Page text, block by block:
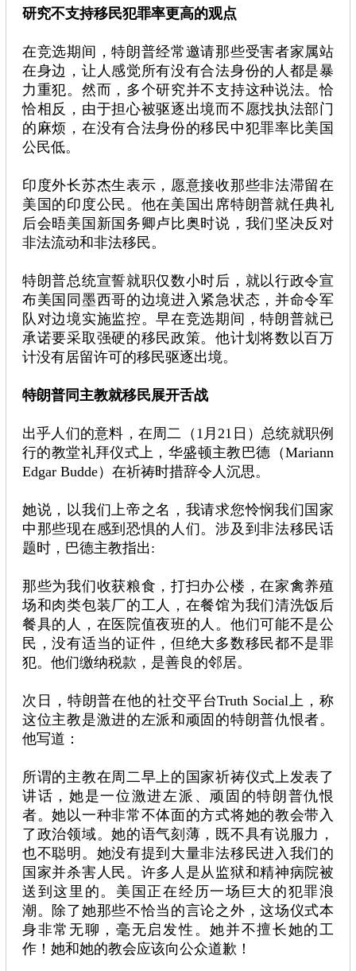
研究不支持移民犯罪率更高的观点
在竞选期间，特朗普经常邀请那些受害者家属站
在身边，让人感觉所有没有合法身份的人都是暴
力重犯。然而，多个研究并不支持这种说法。恰
恰相反，由于担心被驱逐出境而不愿找执法部门
的麻烦，在没有合法身份的移民中犯罪率比美国
公民低。
印度外长苏杰生表示，愿意接收那些非法滞留在
美国的印度公民。他在美国出席特朗普就任典礼
后会晤美国新国务卿卢比奥时说，我们坚决反对
非法流动和非法移民。
特朗普总统宣誓就职仅数小时后，就以行政令宣
布美国同墨西哥的边境进入紧急状态，并命令军
队对边境实施监控。早在竞选期间，特朗普就已
承诺要采取强硬的移民政策。他计划将数以百万
计没有居留许可的移民驱逐出境。
特朗普同主教就移民展开舌战
出乎人们的意料，在周二（1月21日）总统就职例
行的教堂礼拜仪式上，华盛顿主教巴德（Mariann
Edgar Budde）在祈祷时措辞令人沉思。
她说，以我们上帝之名，我请求您怜悯我们国家
中那些现在感到恐惧的人们。涉及到非法移民话
题时，巴德主教指出:
那些为我们收获粮食，打扫办公楼，在家禽养殖
场和肉类包装厂的工人，在餐馆为我们清洗饭后
餐具的人，在医院值夜班的人。他们可能不是公
民，没有适当的证件，但绝大多数移民都不是罪
犯。他们缴纳税款，是善良的邻居。
次日，特朗普在他的社交平台Truth Social上，称
这位主教是激进的左派和顽固的特朗普仇恨者。
他写道：
所谓的主教在周二早上的国家祈祷仪式上发表了
讲话，她是一位激进左派、顽固的特朗普仇恨
者。她以一种非常不体面的方式将她的教会带入
了政治领域。她的语气刻薄，既不具有说服力，
也不聪明。她没有提到大量非法移民进入我们的
国家并杀害人民。许多人是从监狱和精神病院被
送到这里的。美国正在经历一场巨大的犯罪浪
潮。除了她那些不恰当的言论之外，这场仪式本
身非常无聊，毫无启发性。她并不擅长她的工
作！她和她的教会应该向公众道歉！